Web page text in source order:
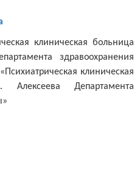
клиническая больница
здравоохранения
клиническая
Департамента